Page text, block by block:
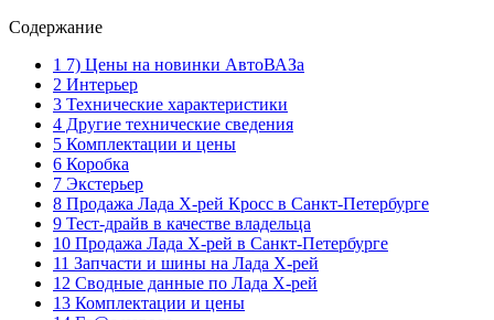
Содержание
1 7) Цены на новинки АвтоВАЗа
2 Интерьер
3 Технические характеристики
4 Другие технические сведения
5 Комплектации и цены
6 Коробка
7 Экстерьер
8 Продажа Лада Х-рей Кросс в Санкт-Петербурге
9 Тест-драйв в качестве владельца
10 Продажа Лада Х-рей в Санкт-Петербурге
11 Запчасти и шины на Лада Х-рей
12 Сводные данные по Лада Х-рей
13 Комплектации и цены